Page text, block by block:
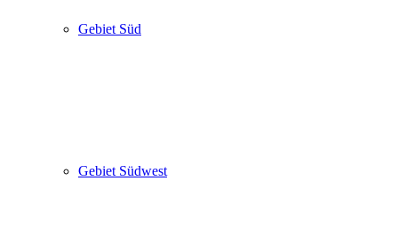
Gebiet Süd
Gebiet Südwest